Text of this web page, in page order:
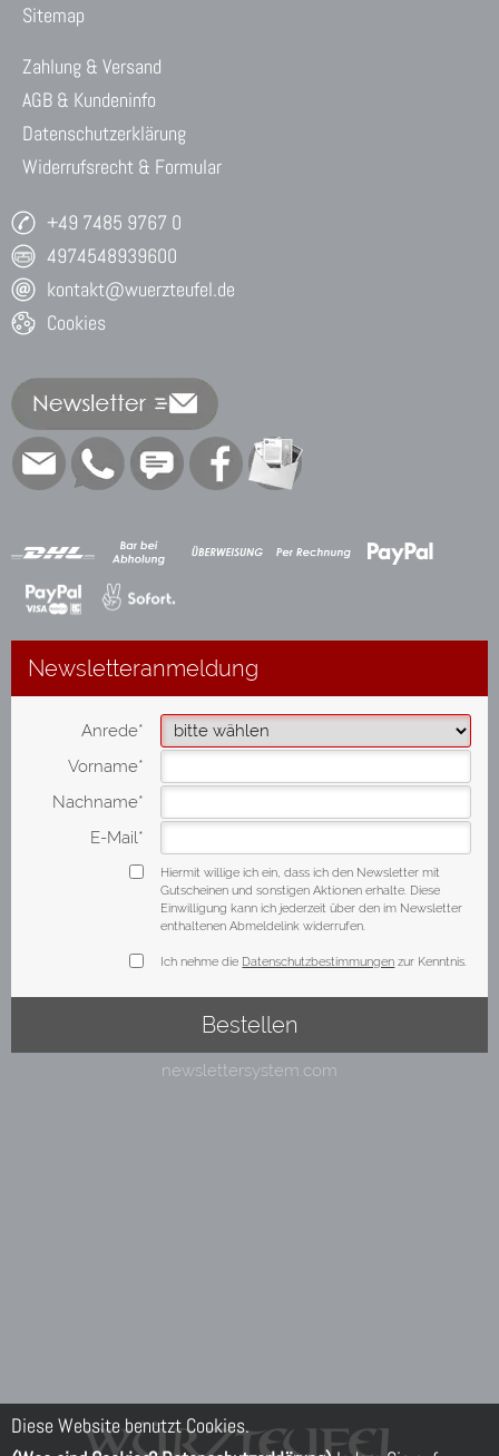
Diese Website benutzt Cookies.
Sitemap
Zahlung & Versand
AGB & Kundeninfo
Datenschutzerklärung
Widerrufsrecht & Formular
+49 7485 9767 0
4974548939600
kontakt@wuerzteufel.de
Cookies